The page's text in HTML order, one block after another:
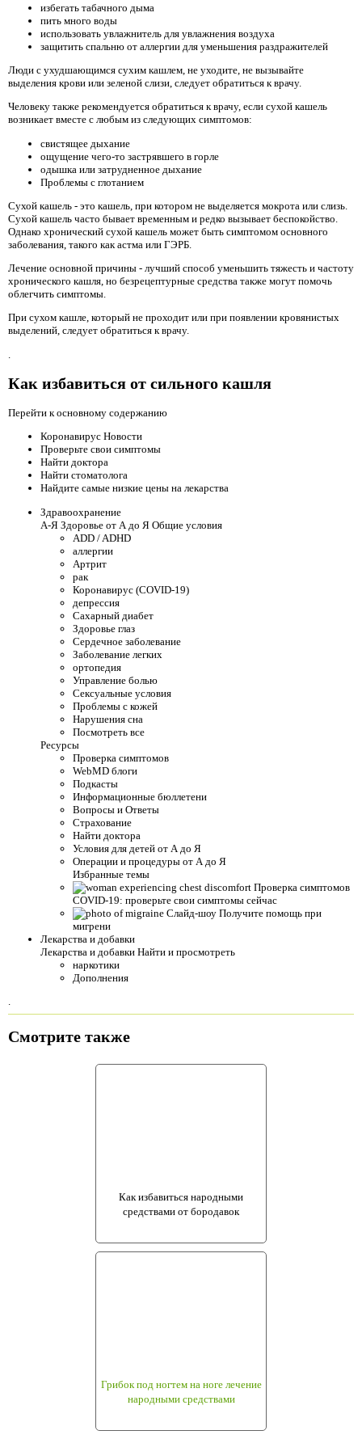
избегать табачного дыма
пить много воды
использовать увлажнитель для увлажнения воздуха
защитить спальню от аллергии для уменьшения раздражителей
Люди с ухудшающимся сухим кашлем, не уходите, не вызывайте
выделения крови или зеленой слизи, следует обратиться к врачу.
Человеку также рекомендуется обратиться к врачу, если сухой кашель
возникает вместе с любым из следующих симптомов:
свистящее дыхание
ощущение чего-то застрявшего в горле
одышка или затрудненное дыхание
Проблемы с глотанием
Сухой кашель - это кашель, при котором не выделяется мокрота или слизь.
Сухой кашель часто бывает временным и редко вызывает беспокойство.
Однако хронический сухой кашель может быть симптомом основного
заболевания, такого как астма или ГЭРБ.
Лечение основной причины - лучший способ уменьшить тяжесть и частоту
хронического кашля, но безрецептурные средства также могут помочь
облегчить симптомы.
При сухом кашле, который не проходит или при появлении кровянистых
выделений, следует обратиться к врачу.
Как избавиться от сильного кашля
Перейти к основному содержанию
Коронавирус Новости
Проверьте свои симптомы
Найти доктора
Найти стоматолога
Найдите самые низкие цены на лекарства
Здравоохранение
А-Я Здоровье от А до Я Общие условия
ADD / ADHD
аллергии
Артрит
рак
Коронавирус (COVID-19)
депрессия
Сахарный диабет
Здоровье глаз
Сердечное заболевание
Заболевание легких
ортопедия
Управление болью
Сексуальные условия
Проблемы с кожей
Нарушения сна
Посмотреть все
Ресурсы
Проверка симптомов
WebMD блоги
Подкасты
Информационные бюллетени
Вопросы и Ответы
Страхование
Найти доктора
Условия для детей от А до Я
Операции и процедуры от А до Я
Избранные темы
Проверка симптомов
COVID-19: проверьте свои симптомы сейчас
Слайд-шоу Получите помощь при
мигрени
Лекарства и добавки
Лекарства и добавки Найти и просмотреть
наркотики
Дополнения
Смотрите также
Как избавиться народными
средствами от бородавок
Грибок под ногтем на ноге лечение
народными средствами